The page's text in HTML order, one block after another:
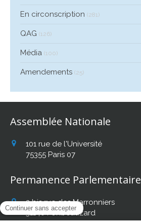
En circonscription (281)
QAG (126)
Média (100)
Amendements (25)
Assemblée Nationale
101 rue de l'Université
75355 Paris 07
Permanence Parlementaire
2 bis rue des Marronniers
31140 Fonbeauzard